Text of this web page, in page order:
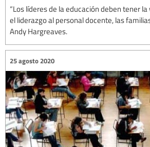
“Los líderes de la educación deben tener
el liderazgo al personal docente, las
Andy Hargreaves.
25 agosto 2020